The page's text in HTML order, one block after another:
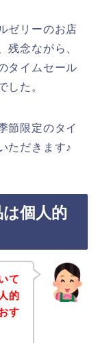
ゼリーのお店
残念ながら、
タイムセール
した。
節限定のタイ
ただきます♪
個人的
て
的
す